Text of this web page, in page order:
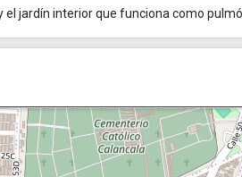
el jardín interior que funciona como